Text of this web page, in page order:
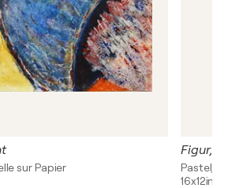
sur Papier
Figur,
Pastel,
16x12in